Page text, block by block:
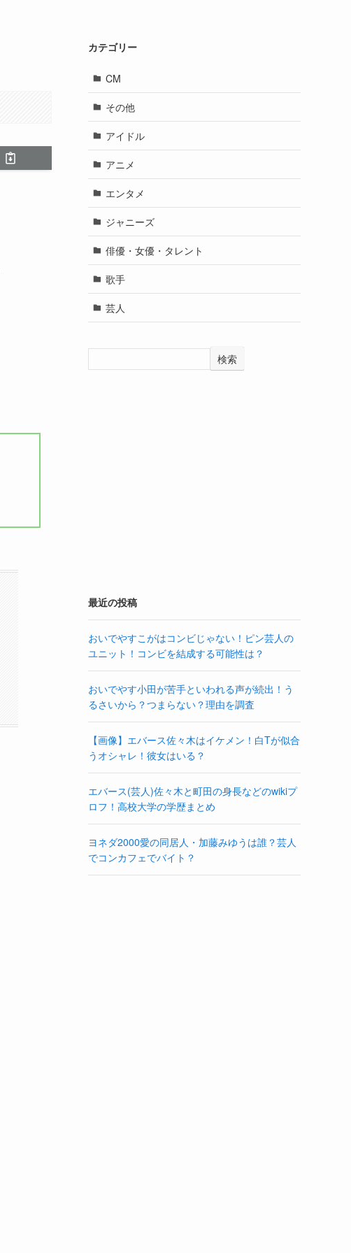
カテゴリー
CM
その他
アイドル
アニメ
エンタメ
ジャニーズ
俳優・女優・タレント
歌手
芸人
検索
最近の投稿
おいでやすこがはコンビじゃない！ピン芸人の
ユニット！コンビを結成する可能性は？
おいでやす小田が苦手といわれる声が続出！う
るさいから？つまらない？理由を調査
【画像】エバース佐々木はイケメン！白Tが似合
うオシャレ！彼女はいる？
エバース(芸人)佐々木と町田の身長などのwikiプ
ロフ！高校大学の学歴まとめ
ヨネダ2000愛の同居人・加藤みゆうは誰？芸人
でコンカフェでバイト？